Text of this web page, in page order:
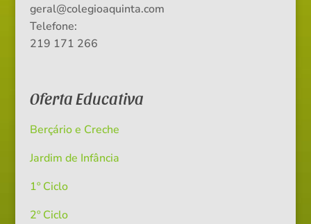
geral@colegioaquinta.com
Telefone:
219 171 266
Oferta Educativa
Berçário e Creche
Jardim de Infância
1º Ciclo
2º Ciclo